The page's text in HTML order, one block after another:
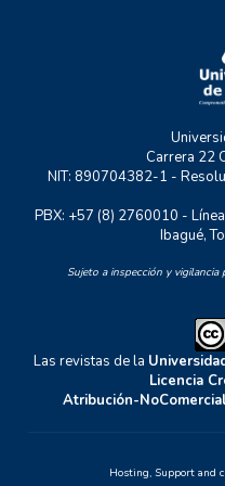
Carrera 22
NIT: 890704382-1 -
PBX: +57 (8) 2760010 -
Ibagué,
Sujeto a inspección y
Las revistas de la
Licencia
Atribución-
Hosting, Support and